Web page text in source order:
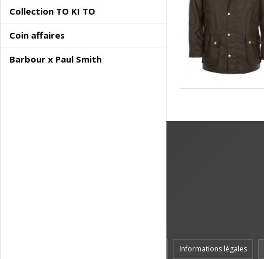
Collection TO KI TO
Coin affaires
Barbour x Paul Smith
Informations légales